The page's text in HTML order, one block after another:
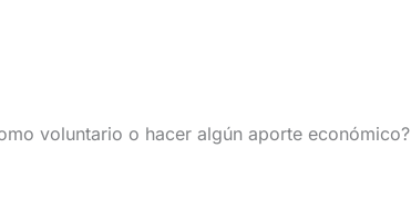
voluntario o hacer algún aporte económico?